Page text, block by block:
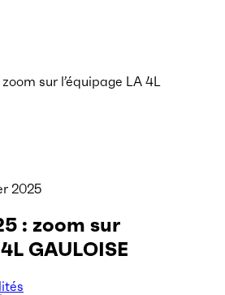
sur l’équipage LA 4L
2025
: zoom sur
GAULOISE